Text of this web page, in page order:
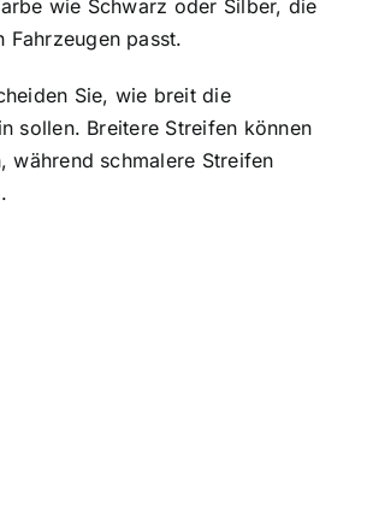
wie Schwarz oder Silber, die
Fahrzeugen passt.
Sie, wie breit die
sollen. Breitere Streifen können
während schmalere Streifen